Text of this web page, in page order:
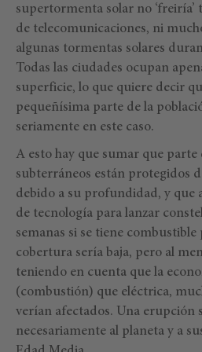
supertormenta solar no
de telecomunicaciones, ni
algunas tormentas solares
Todas las ciudades ocupan
superficie, lo que quiere decir
pequeñísima parte de la
seriamente en este caso.
A esto hay que sumar que parte
subterráneos están protegidos
debido a su profundidad, y que
de tecnología para lanzar
semanas si se tiene combustible
cobertura sería baja, pero al
teniendo en cuenta que la
(combustión) que eléctrica,
verían afectados. Una erupción
necesariamente al planeta y a